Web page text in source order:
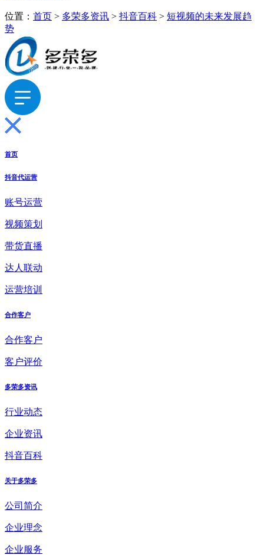
位置： 首页 > 多荣多资讯 > 抖音百科 > 短视频的未来发展趋
势
首页
抖音代运营
账号运营
视频策划
带货直播
达人联动
运营培训
合作客户
合作客户
客户评价
多荣多资讯
行业动态
企业资讯
抖音百科
关于多荣多
公司简介
企业理念
企业服务